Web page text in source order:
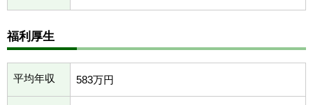
福利厚生
平均年収 583万円